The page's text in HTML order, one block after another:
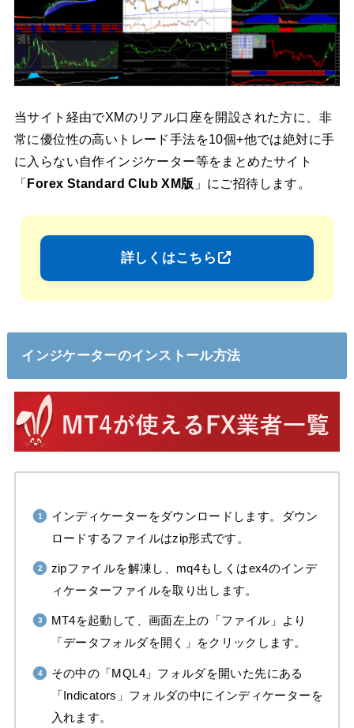
当サイト経由でXMのリアル口座を開設された方に、非
常に優位性の高いトレード手法を10個+他では絶対に手
に入らない自作インジケーター等をまとめたサイト
「 Forex Standard Club XM版 」にご招待します。
詳しくはこちら
インジケーターのインストール方法
インディケーターをダウンロードします。ダウン
ロードするファイルはzip形式です。
zipファイルを解凍し、mq4もしくはex4のインデ
ィケーターファイルを取り出します。
MT4を起動して、画面左上の「ファイル」より
「データフォルダを開く」をクリックします。
その中の「MQL4」フォルダを開いた先にある
「Indicators」フォルダの中にインディケーターを
入れます。